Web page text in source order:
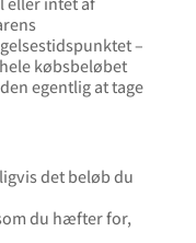
–
købsbeløbet
egentlig at tage
det beløb du
du hæfter for,